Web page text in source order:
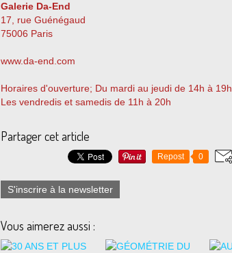
Galerie Da-End
17, rue Guénégaud
75006 Paris
www.da-end.com
Horaires d'ouverture; Du mardi au jeudi de 14h à 19h
Les vendredis et samedis de 11h à 20h
Partager cet article
Repost 0
S'inscrire à la newsletter
Vous aimerez aussi :